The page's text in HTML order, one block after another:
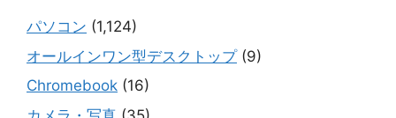
パソコン (1,124)
オールインワン型デスクトップ(9)
Chromebook (16)